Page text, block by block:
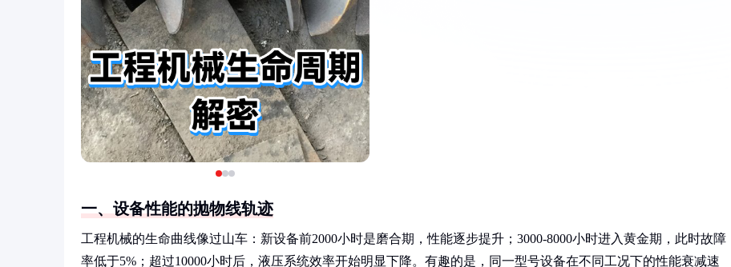
一、设备性能的抛物线轨迹
工程机械的生命曲线像过山车：新设备前2000小时是磨合期，性能逐步提升；3000-8000小时进入黄金期，此时故障
率低于5%；超过10000小时后，液压系统效率开始明显下降。有趣的是，同一型号设备在不同工况下的性能衰减速